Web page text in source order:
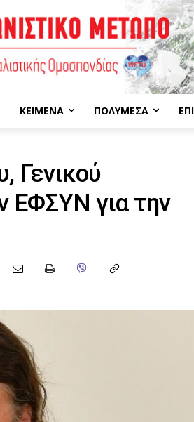
ΚΕΊΜΕΝΑ ΠΟΛΥΜΈΣΑ
Γενικού
ΕΦΣΥΝ για την